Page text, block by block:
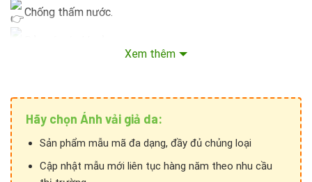
Chống thấm nước.
Thoáng khí .
Chống cháy .
Sản phẩm được nhà máy bảo hành 5 tới 8 năm .
Thương hiệu đã được bảo hộ.
Xem thêm
Hãy chọn Ánh vải giả da:
Sản phẩm mẫu mã đa dạng, đầy đủ chủng loại
Cập nhật mẫu mới liên tục hàng năm theo nhu cầu